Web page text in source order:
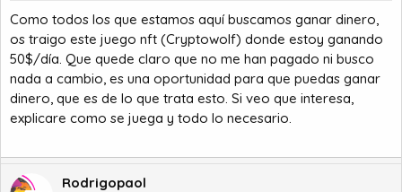
m
a
i
c
i
o
Como todos los que estamos aquí buscamos ganar dinero,
os traigo este juego nft (Cryptowolf) donde estoy ganando
50$/día. Que quede claro que no me han pagado ni busco
nada a cambio, es una oportunidad para que puedas ganar
dinero, que es de lo que trata esto. Si veo que interesa,
explicare como se juega y todo lo necesario.
Rodrigopaol